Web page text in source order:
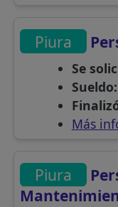
Piura
Se
Sueldo:
Más
Piura